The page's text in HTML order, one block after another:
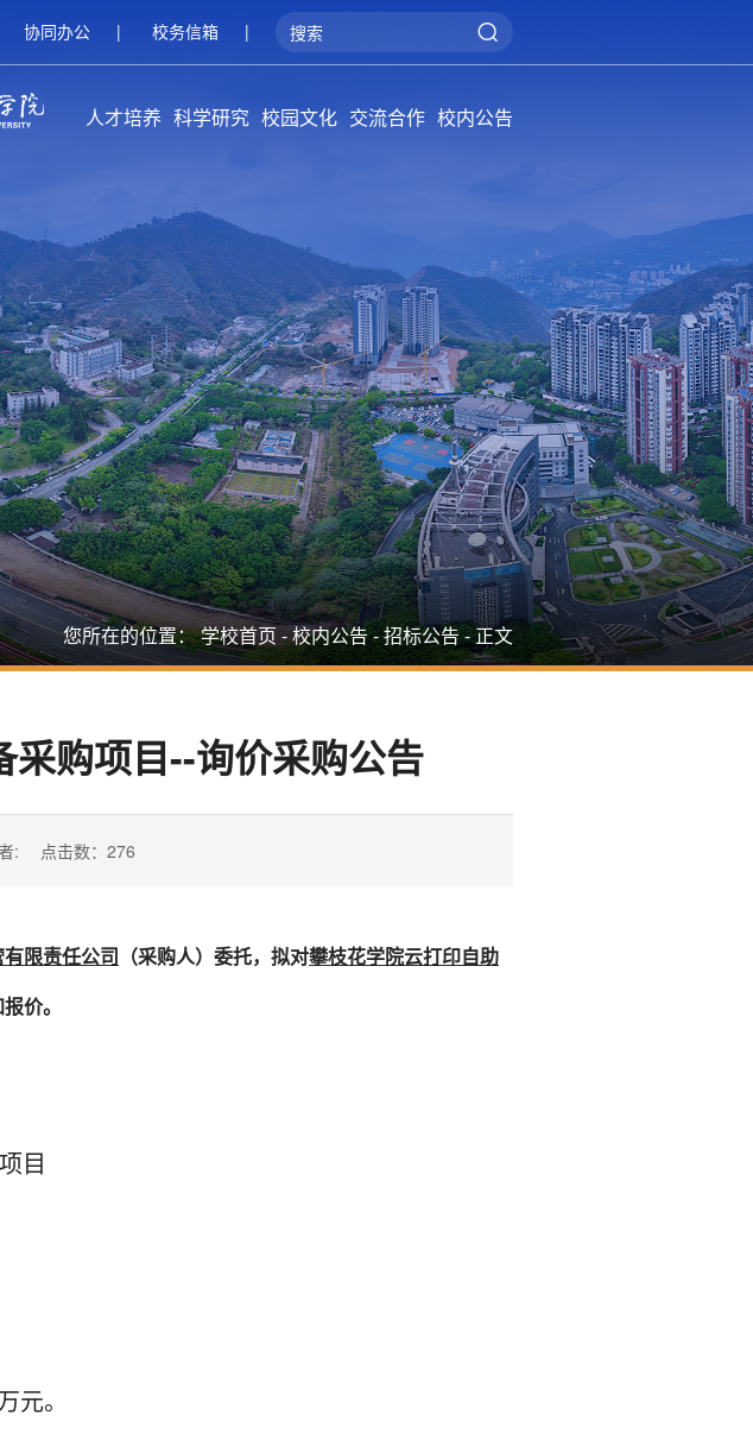
协同办公 | 校务信箱 |
人才培养 科学研究 校园文化 交流合作 校内公告
您所在的位置：学校首页-校内公告-招标公告-正文
购项目--询价采购公告
: 点击数： 276
限责任公司 （采购人） 委托，拟对攀枝花学院云打印自助
报价。
目
元。